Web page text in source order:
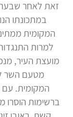
זאת לאחר
במתכונתו
המקומית
למרות
מועצת העיר,
מטעם השר
המקומית.
ברשימות הוסרו